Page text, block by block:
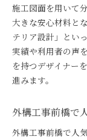
施工図面を用いて
大きな安心材料と
テリア設計」とい
実績や利用者の声
を持つデザイナー
進みます。
外構工事前橋で
外構工事前橋で人